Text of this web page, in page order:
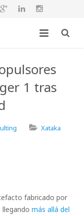
1 tras
Xataka
fabricado por
más allá del